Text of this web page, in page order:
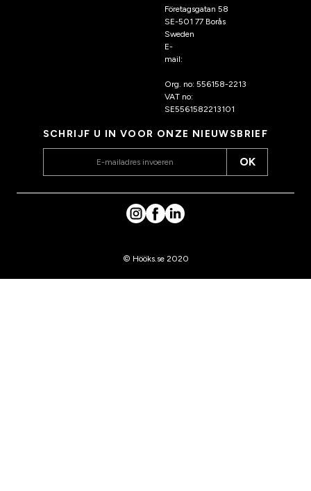
Företagsgatan 58
SE-501 77 Borås
Sweden
E-
mail:
Org. no: 556158-2213
VAT no:
SE5561582213101
SCHRIJF U IN VOOR ONZE NIEUWSBRIEF
OK
© Hööks.se 2020